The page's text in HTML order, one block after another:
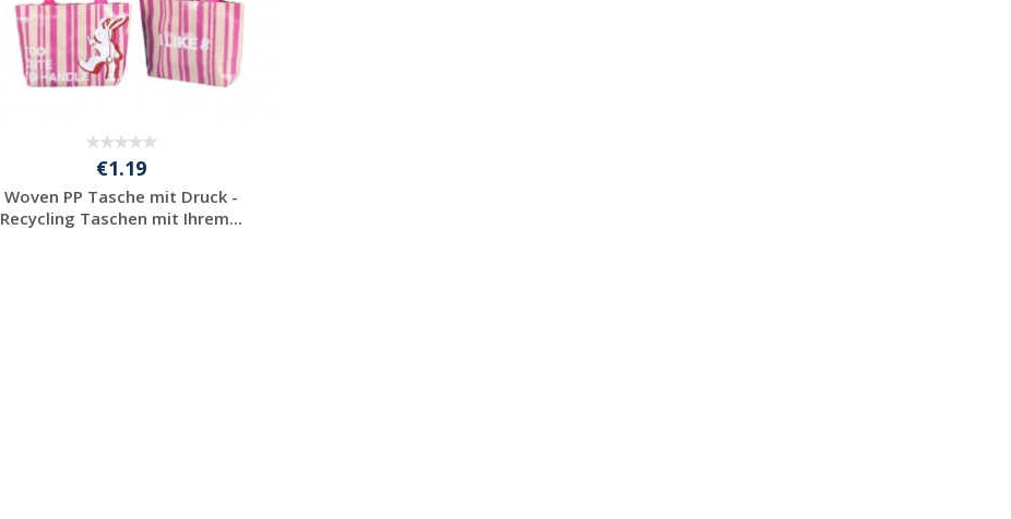
€1.19
Woven PP Tasche mit Druck -
Recycling Taschen mit Ihrem...